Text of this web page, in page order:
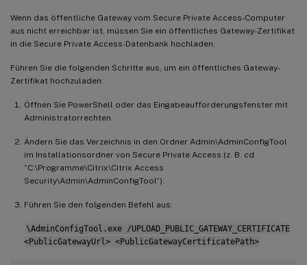
Wenn das öffentliche Gateway vom Secure Private Access-Computer
aus nicht erreichbar ist, müssen Sie ein öffentliches Gateway-Zertifikat
in die Secure Private Access-Datenbank hochladen.
Führen Sie die folgenden Schritte aus, um ein öffentliches Gateway-
Zertifikat hochzuladen:
Öffnen Sie PowerShell oder das Eingabeaufforderungsfenster mit
Administratorrechten.
Ändern Sie das Verzeichnis in den Ordner Admin\AdminConfigTool
im Installationsordner von Secure Private Access (z. B. cd
“C:\Programme\Citrix\Citrix Access
Security\Admin\AdminConfigTool”).
Führen Sie den folgenden Befehl aus:
\AdminConfigTool.exe /UPLOAD_PUBLIC_GATEWAY_CERTIFICATE
<PublicGatewayUrl> <PublicGatewayCertificatePath>